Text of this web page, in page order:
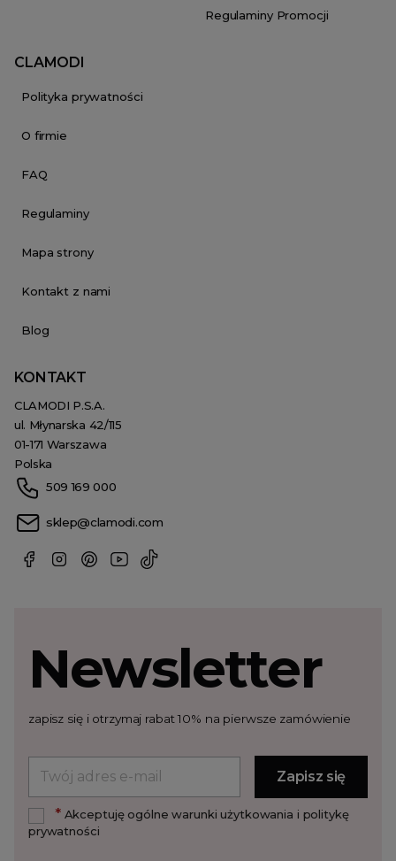
Regulaminy Promocji
CLAMODI
Polityka prywatności
O firmie
FAQ
Regulaminy
Mapa strony
Kontakt z nami
Blog
KONTAKT
CLAMODI P.S.A.
ul. Młynarska 42/115
01-171 Warszawa
Polska
509 169 000
sklep@clamodi.com
Newsletter
zapisz się i otrzymaj rabat 10% na pierwsze zamówienie
*Akceptuję ogólne warunki użytkowania i politykę
prywatności